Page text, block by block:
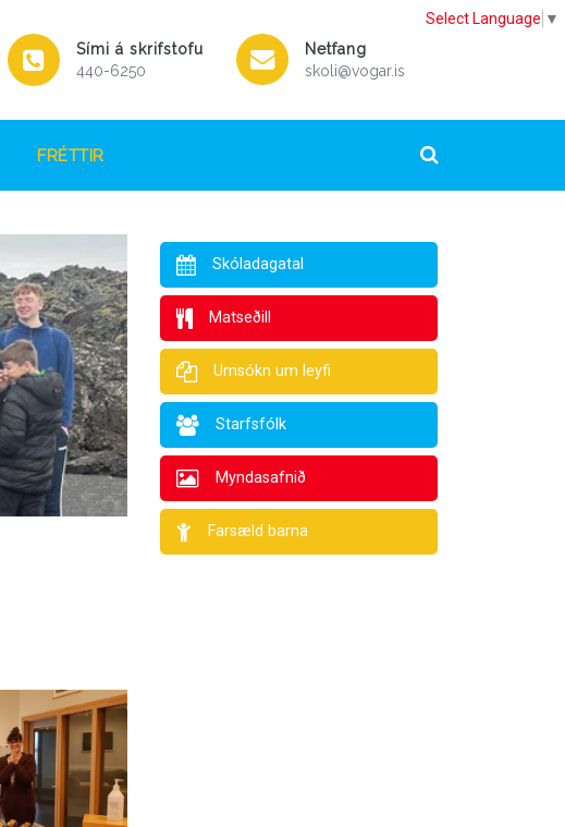
Select Language ▼
Sími á skrifstofu
440-6250
Netfang
skoli@vogar.is
FRÉTTIR
Skóladagatal
Matseðill
Umsókn um leyfi
Starfsfólk
Myndasafnið
Farsæld barna